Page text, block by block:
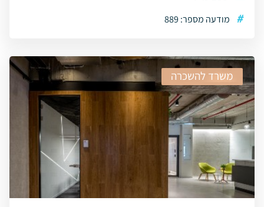
# מודעה מספר: 889
משרד להשכרה